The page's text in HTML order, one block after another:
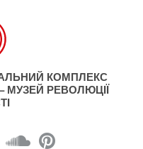
КОМПЛЕКС
МУЗЕЙ РЕВОЛЮЦІЇ